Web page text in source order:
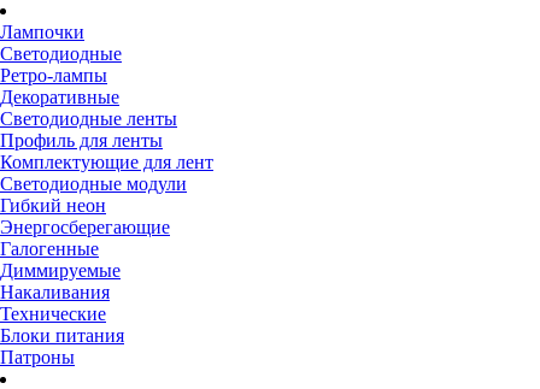
Лампочки
Светодиодные
Ретро-лампы
Декоративные
Светодиодные ленты
Профиль для ленты
Комплектующие для лент
Светодиодные модули
Гибкий неон
Энергосберегающие
Галогенные
Диммируемые
Накаливания
Технические
Блоки питания
Патроны